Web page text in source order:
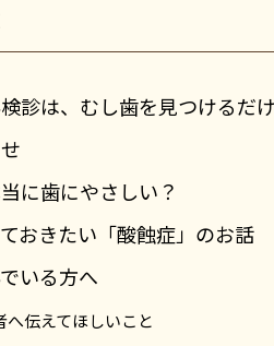
診は、むし歯を見つけるだ
に歯にやさしい？
おきたい「酸蝕症」のお話
いる方へ
伝えてほしいこと